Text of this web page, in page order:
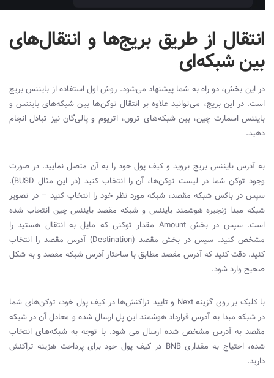
انتقال از طریق بریج‌ها و انتقال‌های
بین شبکه‌ای
در این بخش، دو راه به شما پیشنهاد می‌شود. روش اول استفاده از بایننس بریج
است. در این بریج، می‌توانید علاوه بر انتقال توکن‌ها بین شبکه‌های بایننس و
بایننس اسمارت چین، بین شبکه‌های ترون، اتریوم و پالی‌گان نیز تبادل انجام
دهید.
به آدرس بایننس بریج بروید و کیف پول خود را به آن متصل نمایید. در صورت
وجود توکن شما در لیست توکن‌ها، آن را انتخاب کنید (در این مثال BUSD
).
سپس در باکس شبکه مقصد، شبکه مورد نظر خود را انتخاب کنید – در تصویر
شبکه مبدا زنجیره هوشمند بایننس و شبکه مقصد بایننس چین انتخاب شده
است. سپس در بخشAmount مقدار توکنی که مایل به انتقال هستید را
مشخص کنید. سپس در بخش مقصد (Destination) آدرس مقصد را انتخاب
کنید. دقت کنید که آدرس مقصد مطابق با ساختار آدرس شبکه مقصد و به شکل
صحیح وارد شود.
با کلیک بر روی گزینهNext و تایید تراکنش‌ها در کیف پول خود، توکن‌های شما
در شبکه مبدا به آدرس قرارداد هوشمند این پل ارسال شده و معادل آن در شبکه
مقصد به آدرس مشخص شده ارسال می شود. با توجه به شبکه‌های انتخاب
شده، احتیاج به مقداریBNB در کیف پول خود برای پرداخت هزینه تراکنش
دارید.